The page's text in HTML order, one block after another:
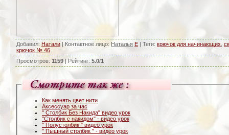
Добавил: Натали | Контактное лицо: Наталья E | Теги: крючок для начинающих
крючок № 46
Просмотров: 1159 | Рейтинг: 5.0/1
Как менять цвет нити
Аксессуар за час
" Столбик Без Накида" видео урок
"Столбик с накидом" - видео урок
" Полустолбик " видео урок
" Пышный столбик " - видео урок